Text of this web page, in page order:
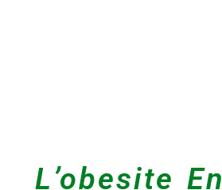
L’obesite En